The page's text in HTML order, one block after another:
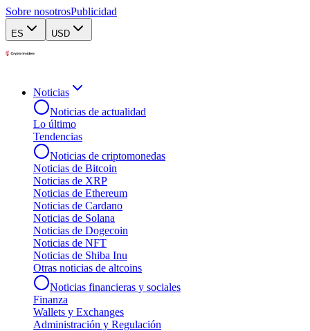
Sobre nosotrosPublicidad
ES USD
Noticias
Noticias de actualidad
Lo último
Tendencias
Noticias de criptomonedas
Noticias de Bitcoin
Noticias de XRP
Noticias de Ethereum
Noticias de Cardano
Noticias de Solana
Noticias de Dogecoin
Noticias de NFT
Noticias de Shiba Inu
Otras noticias de altcoins
Noticias financieras y sociales
Finanza
Wallets y Exchanges
Administración y Regulación